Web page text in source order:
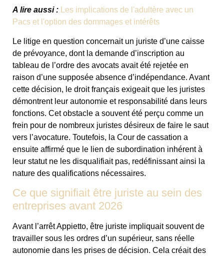
A lire aussi :
Les implications de l'adultère avec un
Pacs et l'option des dommages et intérêts
Le litige en question concernait un juriste d’une caisse
de prévoyance, dont la demande d’inscription au
tableau de l’ordre des avocats avait été rejetée en
raison d’une supposée absence d’indépendance. Avant
cette décision, le droit français exigeait que les juristes
démontrent leur autonomie et responsabilité dans leurs
fonctions. Cet obstacle a souvent été perçu comme un
frein pour de nombreux juristes désireux de faire le saut
vers l’avocature. Toutefois, la Cour de cassation a
ensuite affirmé que le lien de subordination inhérent à
leur statut ne les disqualifiait pas, redéfinissant ainsi la
nature des qualifications nécessaires.
Ce que signifiait être juriste au sein des
entreprises avant 2026
Avant l’arrêt Appietto, être juriste impliquait souvent de
travailler sous les ordres d’un supérieur, sans réelle
autonomie dans les prises de décision. Cela créait des